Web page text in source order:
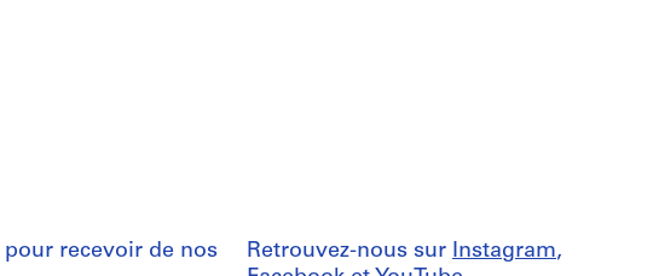
pour recevoir de nos
Retrouvez-nous sur Instagram,